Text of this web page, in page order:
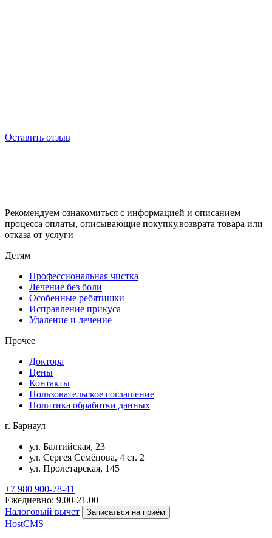
Оставить отзыв
Рекомендуем ознакомиться с информацией и описанием
процессa оплаты, описывающие покупку,возврата товара или
отказа от услуги
Детям
Профессиональная чистка
Лечение без боли
Особенные ребятишки
Исправление прикуса
Удаление и лечение
Прочее
Доктора
Цены
Контакты
Пользовательское соглашение
Политика обработки данных
г. Барнаул
ул. Балтийская, 23
ул. Сергея Семёнова, 4 ст. 2
ул. Пролетарская, 145
+7 980 900-78-41
Ежедневно: 9.00-21.00
Налоговый вычет
Записаться на приём
HostCMS